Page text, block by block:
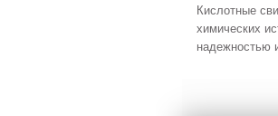
Кислотные
химических
надежностью